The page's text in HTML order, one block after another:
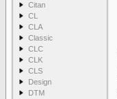
Citan
CL
CLA
Classic
CLC
CLK
CLS
Design
DTM